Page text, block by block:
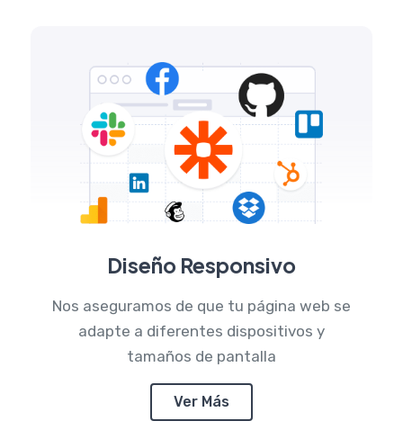
Diseño Responsivo
Nos aseguramos de que tu página web se
adapte a diferentes dispositivos y
tamaños de pantalla
Ver Más